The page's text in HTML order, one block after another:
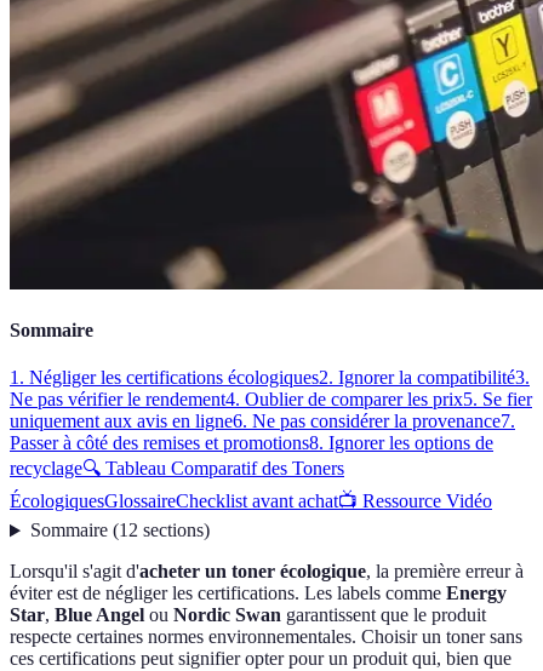
Sommaire
1. Négliger les certifications écologiques2. Ignorer la compatibilité3.
Ne pas vérifier le rendement4. Oublier de comparer les prix5. Se fier
uniquement aux avis en ligne6. Ne pas considérer la provenance7.
Passer à côté des remises et promotions8. Ignorer les options de
recyclage🔍 Tableau Comparatif des Toners
ÉcologiquesGlossaireChecklist avant achat📺 Ressource Vidéo
Sommaire(12 sections)
Lorsqu'il s'agit d'acheter un toner écologique, la première erreur à
éviter est de négliger les certifications. Les labels comme Energy
Star, Blue Angel ou Nordic Swan garantissent que le produit
respecte certaines normes environnementales. Choisir un toner sans
ces certifications peut signifier opter pour un produit qui, bien que